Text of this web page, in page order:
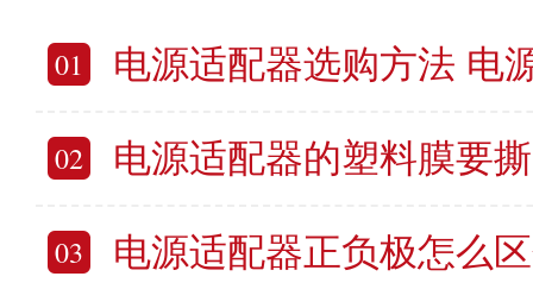
01 电源适配器选购方法 电源适
02 电源适配器的塑料膜要撕吗 电源适
03 电源适配器正负极怎么区分 电源适